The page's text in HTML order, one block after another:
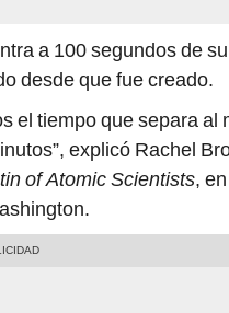
a 100 segundos de
desde que fue creado.
el tiempo que separa al
explicó Rachel
of Atomic Scientists,